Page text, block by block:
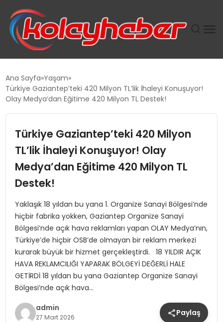
SUWEN’IN İSTIHDAM MODELI EKONOMIDE KADIN
TANYER YAPI ZEMIN MÜHENDISLIĞINDE HEDEF
BÜYÜTTÜ
TOROSLAR’DA PAZAR GERGİNLİĞİ!
Ana Sayfa Yaşam
Türkiye Gaziantep’teki 420 Milyon TL’lik İhaleyi Konuşuyor!
Olay Medya’dan Eğitime 420 Milyon TL Destek!
Türkiye Gaziantep’teki 420 Milyon
TL’lik İhaleyi Konuşuyor! Olay
Medya’dan Eğitime 420 Milyon TL
Destek!
Yaklaşık 18 yıldan bu yana 1. Organize Sanayi Bölgesi’nde
hiçbir fabrika yokken, Gaziantep Organize Sanayi
Bölgesi’nde açık hava reklamları yapan OLAY Medya’nın,
Türkiye’de hiçbir OSB’de olmayan bir reklam merkezi
kurarak büyük bir hizmet gerçekleştirdi. 18 YILDIR AÇIK
HAVA REKLAMCILIĞI YAPARAK BÖLGEYİ DEĞERLİ HALE
GETİRDİ 18 yıldan bu yana Gaziantep Organize Sanayi
Bölgesi’nde açık hava…
admin
27 Mart 2026 Paylaş